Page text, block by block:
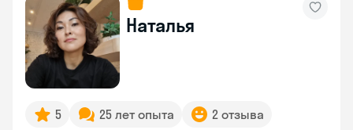
Наталья
5 25 лет опыта 2 отзыва